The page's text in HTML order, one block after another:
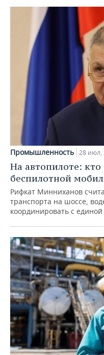
Промышленность 28 июл,
На автопилоте: кто
беспилотной
Рифкат Минниханов
транспорта на шоссе,
координировать с